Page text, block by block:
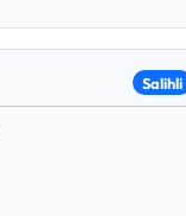
Salihli